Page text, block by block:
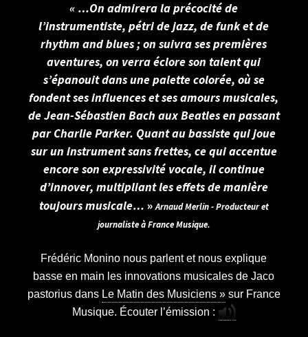
« …On admirera la précocité de
l’instrumentiste, pétri de jazz, de funk et de
rhythm and blues ; on suivra ses premières
aventures, on verra éclore son talent qui
s’épanouit dans une palette colorée, où se
fondent ses influences et ses amours musicales,
de Jean-Sébastien Bach aux Beatles en passant
par Charlie Parker. Quant au bassiste qui joue
sur un instrument sans frettes, ce qui accentue
encore son expressivité vocale, il continue
d’innover, multipliant les effets de manière
toujours musicale… »Arnaud Merlin - Producteur et
journaliste à France Musique.
Frédéric Monino nous parlent et nous explique
basse en main les innovations musicales de Jaco
pastorius dans Le Matin des Musiciens » sur France
Musique. Écouter l’émission :